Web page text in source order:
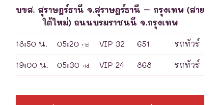
บขส. สุราษฎร์ธานี จ.สุราษฎร์ธานี – กรุงเทพ (สาย
ใต้ใหม่) ถนนบรมราชนนี จ.กรุงเทพ
18:50 น. 05:20 +1d VIP 32 651 รถทัวร์
19:00 น. 05:30 +1d VIP 24 868 รถทัวร์